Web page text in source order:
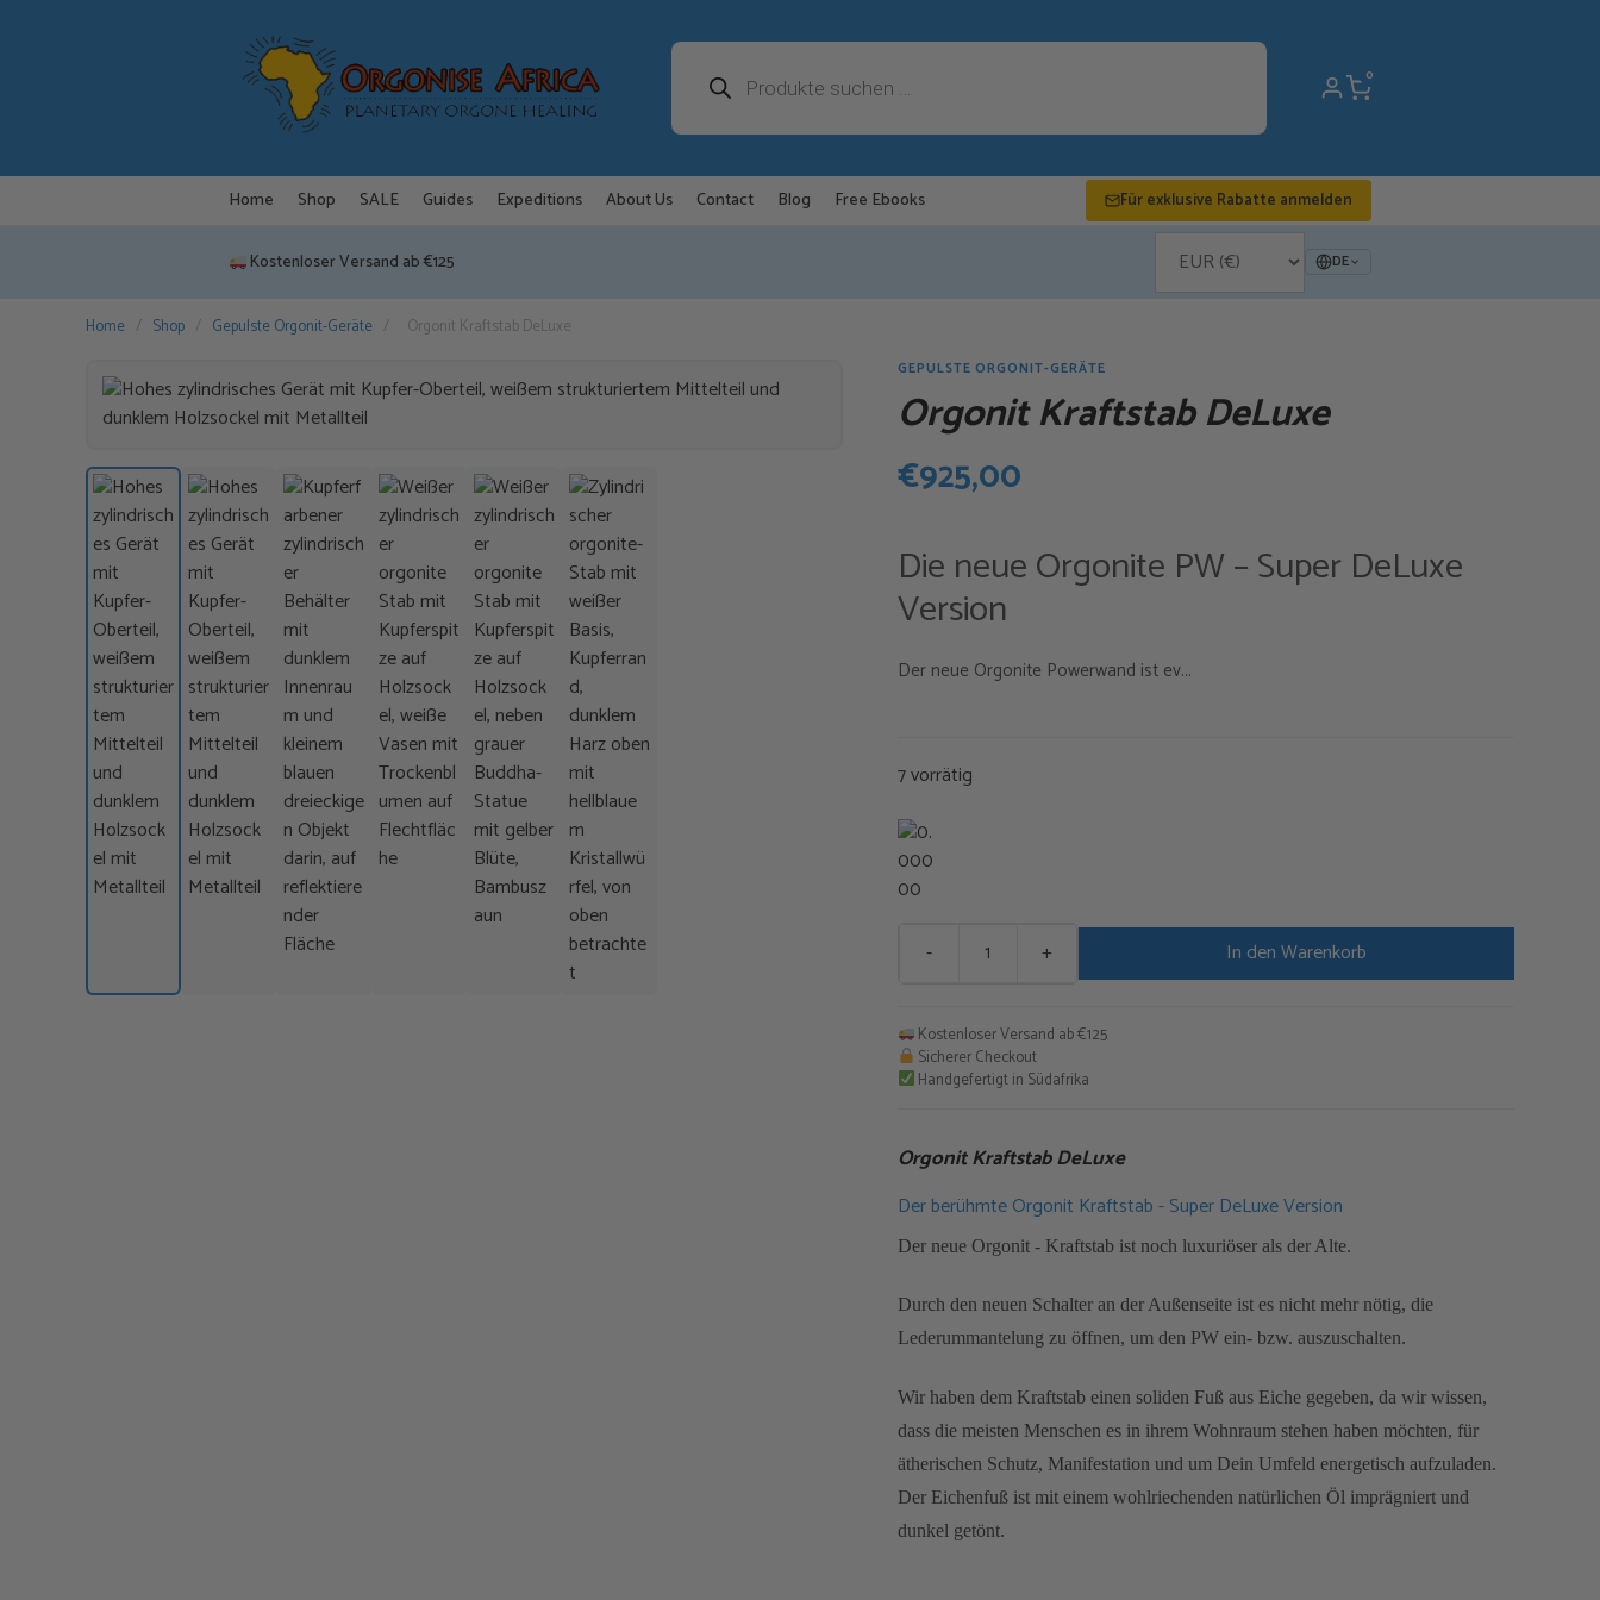
search 0
Home Shop SALE Guides Expeditions About Us Contact Blog Free Ebooks Für exklusive Rabatte anmelden
Kostenloser Versand ab €125 DE
Home / Shop / Gepulste Orgonit-Geräte / Orgonit Kraftstab DeLuxe
GEPULSTE ORGONIT-GERÄTE
Orgonit Kraftstab DeLuxe
€925,00
Die neue Orgonite PW – Super DeLuxe
Version
Der neue Orgonite Powerwand ist ev...
7 vorrätig
-
DeLuxe
Menge
+ In den Warenkorb
Kostenloser Versand ab €125
Sicherer Checkout
Handgefertigt in Südafrika
Orgonit Kraftstab DeLuxe
Der berühmte Orgonit Kraftstab - Super DeLuxe Version
Der neue Orgonit - Kraftstab ist noch luxuriöser als der Alte.
Durch den neuen Schalter an der Außenseite ist es nicht mehr nötig, die
Lederummantelung zu öffnen, um den PW ein- bzw. auszuschalten.
Wir haben dem Kraftstab einen soliden Fuß aus Eiche gegeben, da wir wissen,
dass die meisten Menschen es in ihrem Wohnraum stehen haben möchten, für
ätherischen Schutz, Manifestation und um Dein Umfeld energetisch aufzuladen.
Der Eichenfuß ist mit einem wohlriechenden natürlichen Öl imprägniert und
dunkel getönt.